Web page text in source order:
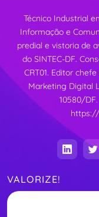
Técnico Industrial
Informação e
predial e vistoria de
do SINTEC-DF.
CRT01. Editor
Marketing Digital
10580/
VALORIZE!